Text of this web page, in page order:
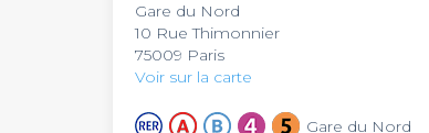
Gare du Nord
10 Rue Thimonnier
75009 Paris
Voir sur la carte
Gare du Nord